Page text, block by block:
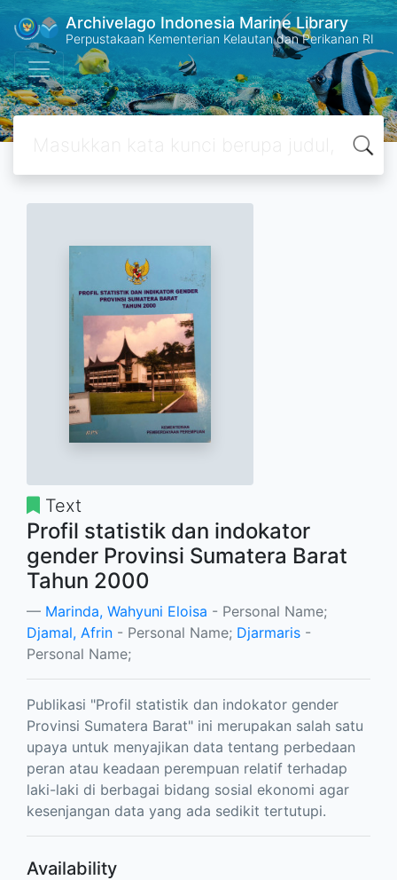
Archivelago Indonesia Marine Library
Perpustakaan Kementerian Kelautan dan Perikanan RI
Text
Profil statistik dan indokator
gender Provinsi Sumatera Barat
Tahun 2000
Marinda, Wahyuni Eloisa - Personal Name;
Djamal, Afrin - Personal Name; Djarmaris -
Personal Name;
Publikasi "Profil statistik dan indokator gender
Provinsi Sumatera Barat" ini merupakan salah satu
upaya untuk menyajikan data tentang perbedaan
peran atau keadaan perempuan relatif terhadap
laki-laki di berbagai bidang sosial ekonomi agar
kesenjangan data yang ada sedikit tertutupi.
Availability